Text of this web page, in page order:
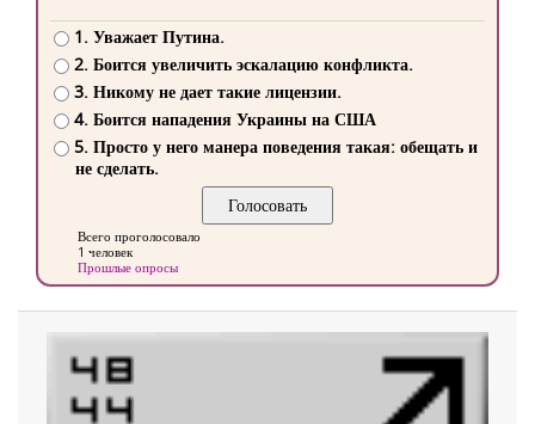
1. Уважает Путина.
2. Боится увеличить эскалацию конфликта.
3. Никому не дает такие лицензии.
4. Боится нападения Украины на США
5. Просто у него манера поведения такая: обещать и
не сделать.
Всего проголосовало
1 человек
Прошлые опросы